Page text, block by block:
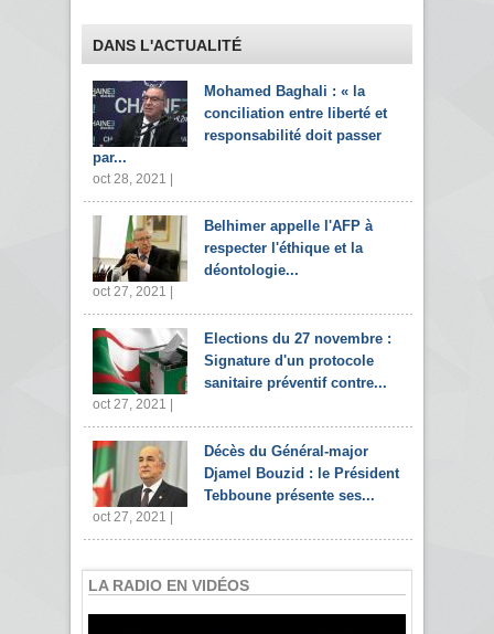
DANS L'ACTUALITÉ
Mohamed Baghali : « la
conciliation entre liberté et
responsabilité doit passer
par...
oct 28, 2021 |
Belhimer appelle l'AFP à
respecter l'éthique et la
déontologie...
oct 27, 2021 |
Elections du 27 novembre :
Signature d'un protocole
sanitaire préventif contre...
oct 27, 2021 |
Décès du Général-major
Djamel Bouzid : le Président
Tebboune présente ses...
oct 27, 2021 |
LA RADIO EN VIDÉOS